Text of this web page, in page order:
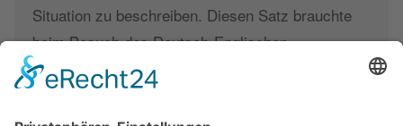
Situation zu beschreiben. Diesen Satz brauchte
beim Besuch des Deutsch-Englischen-
Freundeskreises in North Tyneside niemand in
den Mund zu nehmen. Im Gegenteil. "Jung" und